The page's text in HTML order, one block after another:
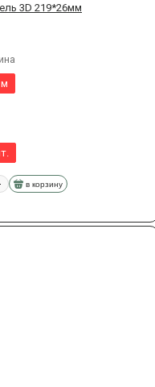
3D 219*26мм
в корзину